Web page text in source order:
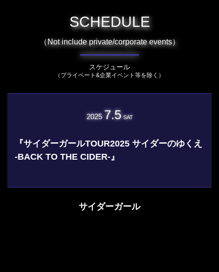
SCHEDULE
（Not include private/corporate events）
スケジュール
（プライベート&企業イベント等を除く）
2025 7.5 SAT
『サイダーガールTOUR2025 サイダーのゆくえ
-BACK TO THE CIDER-』
サイダーガール